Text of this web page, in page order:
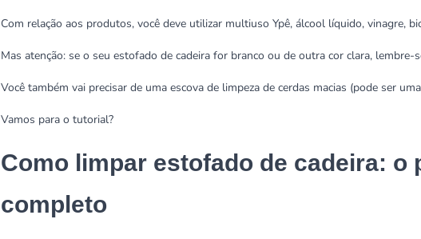
Com relação aos produtos, você deve utilizar multiuso Ypê, álcool líquido, vinagre,
Mas atenção: se o seu estofado de cadeira for branco ou de outra cor clara, lembre-
Você também vai precisar de uma escova de limpeza de cerdas macias (pode ser
Vamos para o tutorial?
Como limpar estofado de cadeira: o
completo